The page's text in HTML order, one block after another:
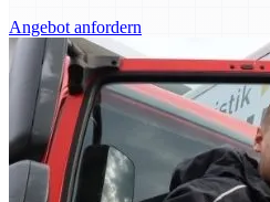
Angebot anfordern